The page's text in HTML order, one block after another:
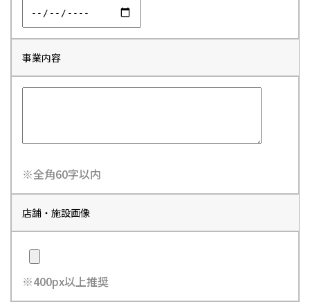
事業内容
※全角60字以内
店舗・施設画像
※400px以上推奨